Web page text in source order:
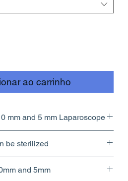
ao carrinho
mm and 5 mm Laparoscope
be sterilized
and 5mm